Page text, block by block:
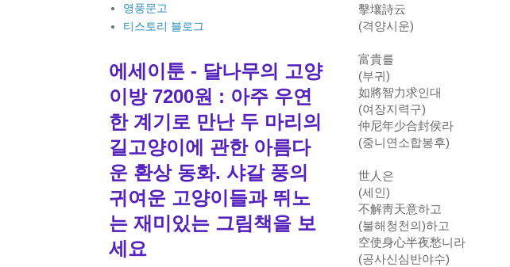
擊壤詩云
(격양시운)
富貴를
(부귀)
如將智力求인대
(여장지력구)
仲尼年少合封侯라
(중니연소합봉후)
世人은
(세인)
不解靑天意하고
(불해청천의)하고
空使身心半夜愁니라
(공사신심반야수)
영풍문고
티스토리 블로그
에세이툰 - 달나무의 고양
이방 7200원 : 아주 우연
한 계기로 만난 두 마리의
길고양이에 관한 아름다
운 환상 동화. 샤갈 풍의
귀여운 고양이들과 뛰노
는 재미있는 그림책을 보
세요